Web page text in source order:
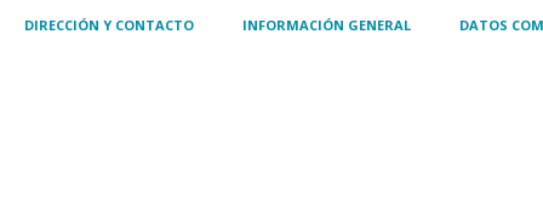
esp
DIRECCIÓN Y CONTACTO INFORMACIÓN GENERAL DATOS